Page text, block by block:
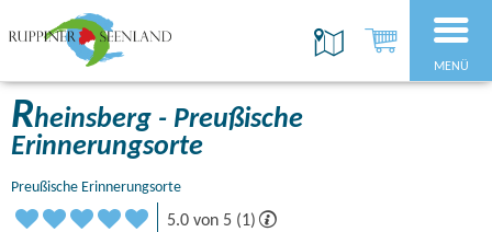
MENÜ
Rheinsberg - Preußische
Erinnerungsorte
Preußische Erinnerungsorte
5.0 von 5 (1)